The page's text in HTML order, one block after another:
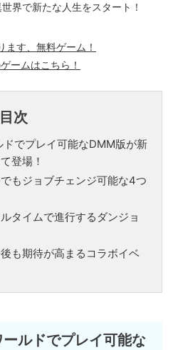
界で新たな人生をスタート！
ます、無料ゲーム！
ームはこちら！
目次
でプレイ可能なDMM版が新
登場！
もジョブチェンジ可能な4つ
タイムで進行するダンジョ
も期待が高まるコラボイベ
ルドでプレイ可能な